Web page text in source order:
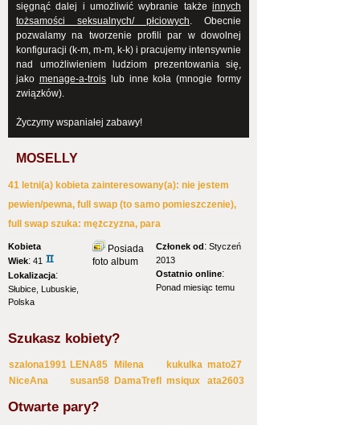
sięgnąć dalej i umożliwić wybranie także innych
tożsamości seksualnych/ płciowych. Obecnie
pozwalamy na tworzenie profili par w dowolnej
konfiguracji (k-m, m-m, k-k) i pracujemy intensywnie
nad umożliwieniem ludziom prezentowania się,
jako menage-a-troislub inne koła (mnogie formy
związków).
Życzymy wspaniałej zabawy!
MOSELLY
41 letni(a) kobieta zainteresowany(a): nie jestem
pewien/pewna, full swap (to samo pomieszczenie),
full swap szuka: mężczyzna, para
Kobieta
Wiek: 41
Lokalizacja:
Słubice, Lubuskie,
Polska
Posiada
foto album
Członek od: Styczeń
2013
Ostatnio online:
Ponad miesiąc temu
Szukasz kobiety?
szalona1991 LENA85 Milena kukulka mato27
NiceAna
susan58 DamaTrefl msiqux ata2603
Otwarte pary?